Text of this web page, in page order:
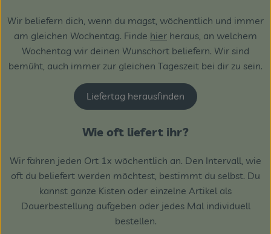
Wir beliefern dich, wenn du magst, wöchentlich und immer
am gleichen Wochentag. Finde hier heraus, an welchem
Wochentag wir deinen Wunschort beliefern. Wir sind
bemüht, auch immer zur gleichen Tageszeit bei dir zu sein.
Liefertag herausfinden
Wie oft liefert ihr?
Wir fahren jeden Ort 1x wöchentlich an. Den Intervall, wie
oft du beliefert werden möchtest, bestimmt du selbst. Du
kannst ganze Kisten oder einzelne Artikel als
Dauerbestellung aufgeben oder jedes Mal individuell
bestellen.